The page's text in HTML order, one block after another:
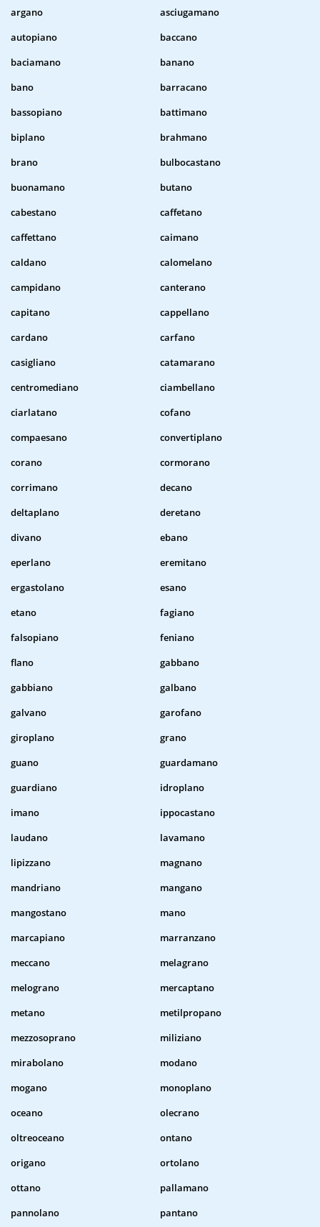
argano
asciugamano
autopiano
baccano
baciamano
banano
bano
barracano
bassopiano
battimano
biplano
brahmano
brano
bulbocastano
buonamano
butano
cabestano
caffetano
caffettano
caimano
caldano
calomelano
campidano
canterano
capitano
cappellano
cardano
carfano
casigliano
catamarano
centromediano
ciambellano
ciarlatano
cofano
compaesano
convertiplano
corano
cormorano
corrimano
decano
deltaplano
deretano
divano
ebano
eperlano
eremitano
ergastolano
esano
etano
fagiano
falsopiano
feniano
flano
gabbano
gabbiano
galbano
galvano
garofano
giroplano
grano
guano
guardamano
guardiano
idroplano
imano
ippocastano
laudano
lavamano
lipizzano
magnano
mandriano
mangano
mangostano
mano
marcapiano
marranzano
meccano
melagrano
melograno
mercaptano
metano
metilpropano
mezzosoprano
miliziano
mirabolano
modano
mogano
monoplano
oceano
olecrano
oltreoceano
ontano
origano
ortolano
ottano
pallamano
pannolano
pantano